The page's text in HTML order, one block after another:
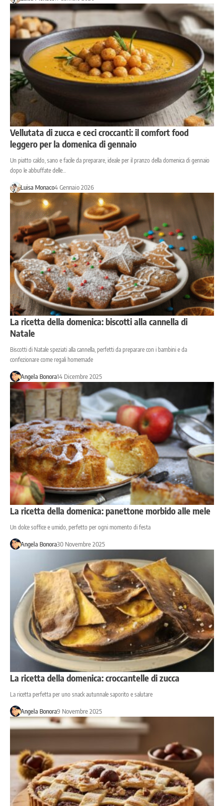
Vellutata di zucca e ceci croccanti: il comfort food
leggero per la domenica di gennaio
Un piatto caldo, sano e facile da preparare, ideale per il pranzo della domenica di gennaio
dopo le abbuffate delle…
Luisa Monaco4 Gennaio 2026
La ricetta della domenica: biscotti alla cannella di
Natale
Biscotti di Natale speziati alla cannella, perfetti da preparare con i bambini e da
confezionare come regali homemade
Angela Bonora14 Dicembre 2025
La ricetta della domenica: panettone morbido alle mele
Un dolce soffice e umido, perfetto per ogni momento di festa
Angela Bonora30 Novembre 2025
La ricetta della domenica: croccantelle di zucca
La ricetta perfetta per uno snack autunnale saporito e salutare
Angela Bonora9 Novembre 2025